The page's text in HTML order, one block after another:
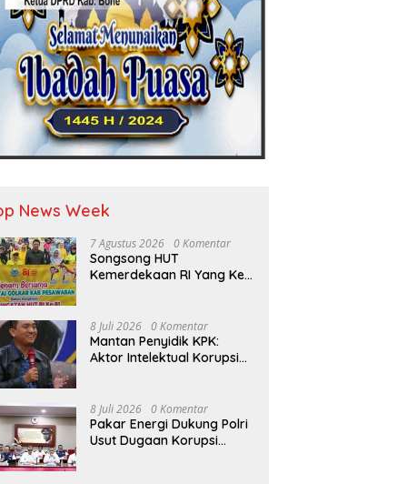
News Week
7 Agustus 2026 0 Komentar
Songsong HUT
Kemerdekaan RI Yang Ke-
“Senam Bersama Golkar”
8 Juli 2026 0 Komentar
Mantan Penyidik KPK:
Aktor Intelektual Korupsi
Ditangkap
8 Juli 2026 0 Komentar
Pakar Energi Dukung Polri
Usut Dugaan Korupsi